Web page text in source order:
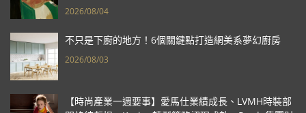
2026/08/04
不只是下廚的地方！6個關鍵點打造網美系夢幻廚房
2026/08/03
【時尚產業一週要事】愛馬仕業績成長、LVMH時裝部